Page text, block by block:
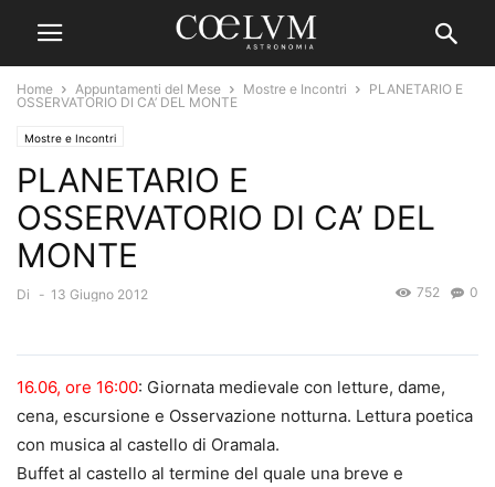
Home Appuntamenti del Mese Mostre e Incontri
PLANETARIO E
OSSERVATORIO DI CA’ DEL MONTE
Mostre e Incontri
PLANETARIO E
OSSERVATORIO DI CA’ DEL
MONTE
Di - 13 Giugno 2012 0
752
16.06, ore 16:00: Giornata medievale con letture, dame,
cena, escursione e Osservazione notturna. Lettura poetica
con musica al castello di Oramala.
Buffet al castello al termine del quale una breve e